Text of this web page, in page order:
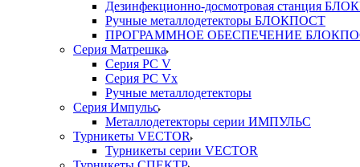
Дезинфекционно-досмотровая станция
Ручные металлодетекторы БЛОКПОСТ
ПРОГРАММНОЕ ОБЕСПЕЧЕНИЕ
Серия Матрешка
Серия PC V
Серия PC Vx
Ручные металлодетекторы
Серия Импульс
Металлодетекторы серии ИМПУЛЬС
Турникеты VECTOR
Турникеты серии VECTOR